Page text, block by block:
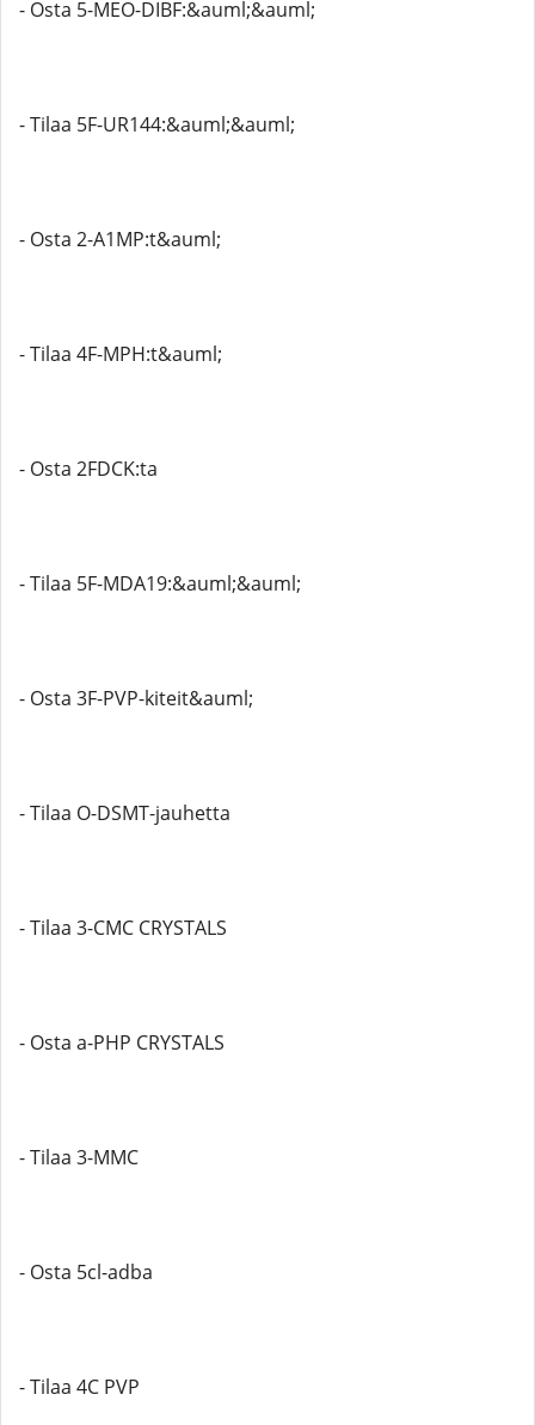
- Osta 5-MEO-DIBF:&auml;&auml;
- Tilaa 5F-UR144:&auml;&auml;
- Osta 2-A1MP:t&auml;
- Tilaa 4F-MPH:t&auml;
- Osta 2FDCK:ta
- Tilaa 5F-MDA19:&auml;&auml;
- Osta 3F-PVP-kiteit&auml;
- Tilaa O-DSMT-jauhetta
- Tilaa 3-CMC CRYSTALS
- Osta a-PHP CRYSTALS
- Tilaa 3-MMC
- Osta 5cl-adba
- Tilaa 4C PVP